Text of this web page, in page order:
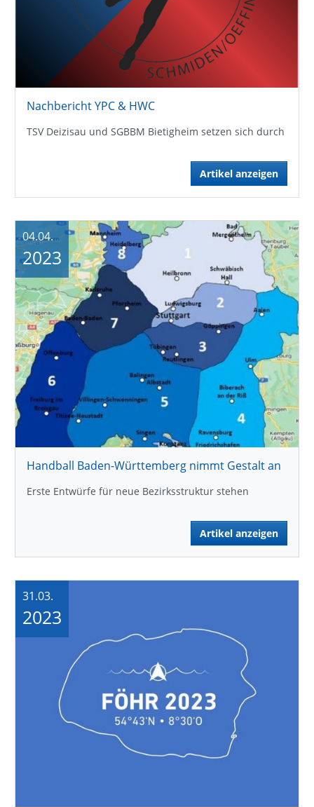
Nachbericht YPC & HWC
TSV Deizisau und SGBBM Bietigheim setzen sich durch
Artikel anzeigen
Handball Baden-Württemberg nimmt Gestalt an
Erste Entwürfe für neue Bezirksstruktur stehen
Artikel anzeigen
04.04.
2023
31.03.
2023